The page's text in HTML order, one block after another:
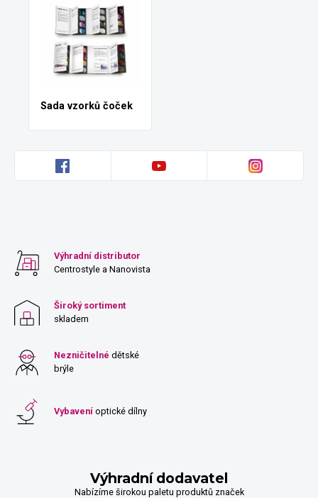
Sada vzorků čoček
Výhradní distributor
Centrostyle a Nanovista
Široký sortiment
skladem
Nezničitelné dětské
brýle
Vybavení optické dílny
Výhradní dodavatel
Nabízíme širokou paletu produktů značek